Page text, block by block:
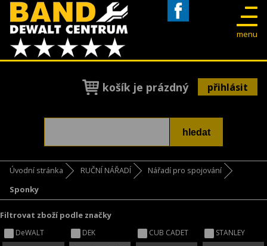
menu
košík je prázdný přihlásit
Úvodní stránka RUČNÍ NÁŘADÍ
Nářadí pro spojování
Sponky
Filtrovat zboží podle značky
DeWALT DEK CUB CADET STANLEY